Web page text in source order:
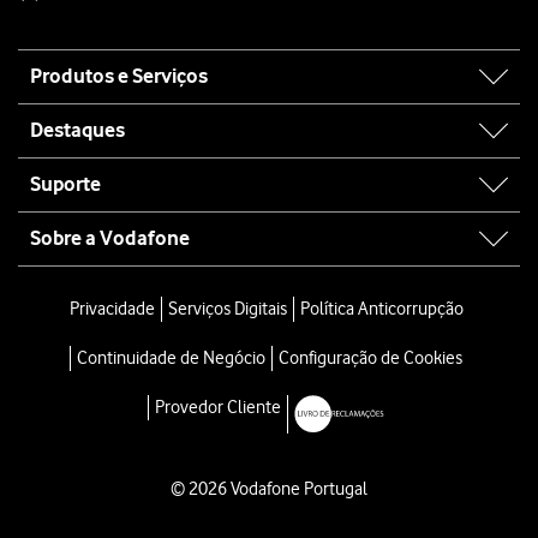
map
Produtos e Serviços
Destaques
Suporte
Sobre a Vodafone
Privacidade Serviços Digitais Política Anticorrupção
Continuidade de Negócio Configuração de Cookies
Provedor Cliente
© 2026 Vodafone Portugal